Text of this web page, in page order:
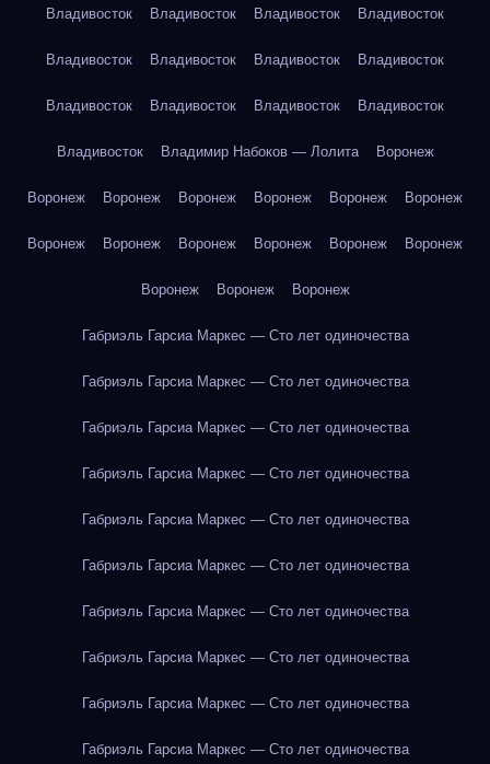
Владивосток Владивосток Владивосток Владивосток
Владивосток Владивосток Владивосток Владивосток
Владивосток Владивосток Владивосток Владивосток
Владивосток Владимир Набоков — Лолита Воронеж
Воронеж Воронеж Воронеж Воронеж Воронеж Воронеж
Воронеж Воронеж Воронеж Воронеж Воронеж Воронеж
Воронеж Воронеж Воронеж
Габриэль Гарсиа Маркес — Сто лет одиночества
Габриэль Гарсиа Маркес — Сто лет одиночества
Габриэль Гарсиа Маркес — Сто лет одиночества
Габриэль Гарсиа Маркес — Сто лет одиночества
Габриэль Гарсиа Маркес — Сто лет одиночества
Габриэль Гарсиа Маркес — Сто лет одиночества
Габриэль Гарсиа Маркес — Сто лет одиночества
Габриэль Гарсиа Маркес — Сто лет одиночества
Габриэль Гарсиа Маркес — Сто лет одиночества
Габриэль Гарсиа Маркес — Сто лет одиночества